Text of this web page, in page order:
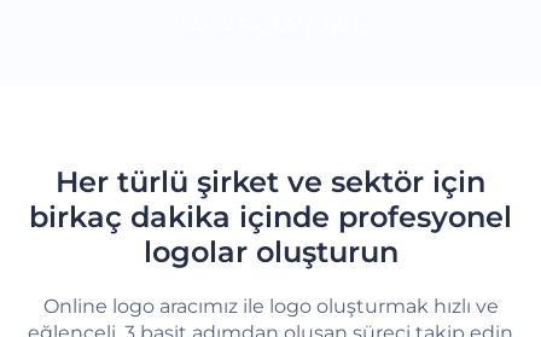
Her türlü şirket ve sektör için
birkaç dakika içinde profesyonel
logolar oluşturun
Online logo aracımız ile logo oluşturmak hızlı ve
eğlenceli. 3 basit adımdan oluşan süreci takip edin